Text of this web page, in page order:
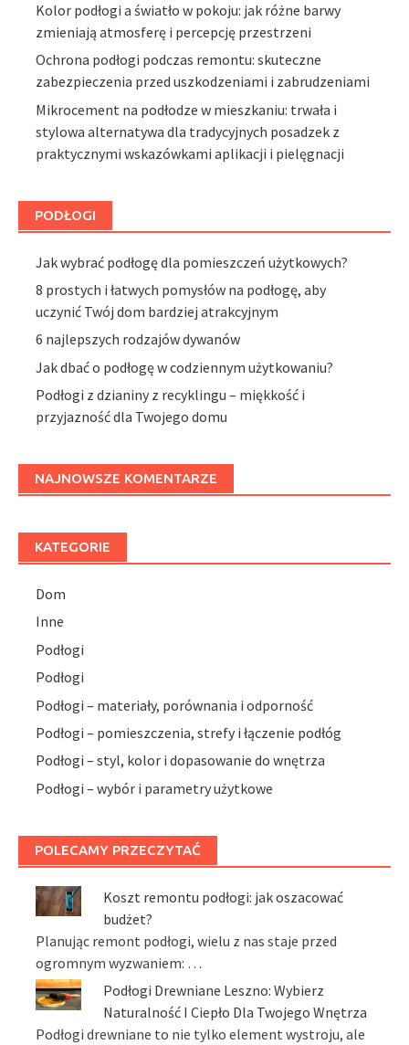
Kolor podłogi a światło w pokoju: jak różne barwy
zmieniają atmosferę i percepcję przestrzeni
Ochrona podłogi podczas remontu: skuteczne
zabezpieczenia przed uszkodzeniami i zabrudzeniami
Mikrocement na podłodze w mieszkaniu: trwała i
stylowa alternatywa dla tradycyjnych posadzek z
praktycznymi wskazówkami aplikacji i pielęgnacji
PODŁOGI
Jak wybrać podłogę dla pomieszczeń użytkowych?
8 prostych i łatwych pomysłów na podłogę, aby
uczynić Twój dom bardziej atrakcyjnym
6 najlepszych rodzajów dywanów
Jak dbać o podłogę w codziennym użytkowaniu?
Podłogi z dzianiny z recyklingu – miękkość i
przyjazność dla Twojego domu
NAJNOWSZE KOMENTARZE
KATEGORIE
Dom
Inne
Podłogi
Podłogi
Podłogi – materiały, porównania i odporność
Podłogi – pomieszczenia, strefy i łączenie podłóg
Podłogi – styl, kolor i dopasowanie do wnętrza
Podłogi – wybór i parametry użytkowe
POLECAMY PRZECZYTAĆ
Koszt remontu podłogi: jak oszacować
budżet?
Planując remont podłogi, wielu z nas staje przed
ogromnym wyzwaniem: …
Podłogi Drewniane Leszno: Wybierz
Naturalność I Ciepło Dla Twojego Wnętrza
Podłogi drewniane to nie tylko element wystroju, ale